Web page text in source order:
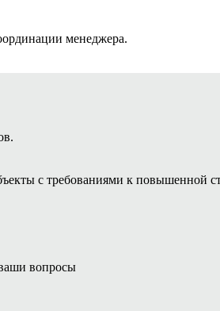
менеджера.
с требованиями к повышенной
вопросы